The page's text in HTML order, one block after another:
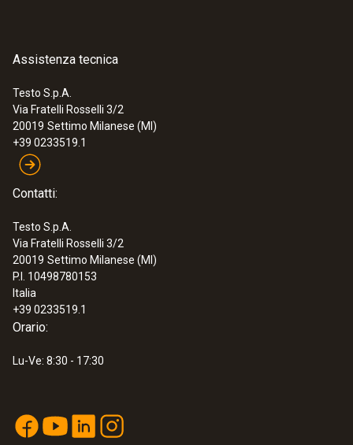
Assistenza tecnica
Testo S.p.A.
Via Fratelli Rosselli 3/2
20019 Settimo Milanese (MI)
+39 0233519.1
Contatti:
Testo S.p.A.
Via Fratelli Rosselli 3/2
20019 Settimo Milanese (MI)
P.I. 10498780153
Italia
+39 0233519.1
Orario:
Lu-Ve: 8:30 - 17:30